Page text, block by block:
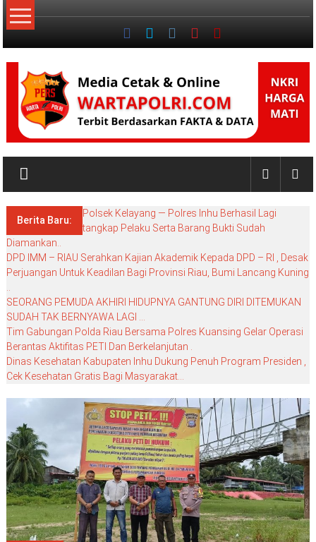
Lompat
ke
NKRI
BlogBerita Baru:
Polsek Kelayang — Polres Inhu Berhasil Lagi
tangkap Pelaku Serta Barang Bukti Sudah
Diamankan..
DPD IMM – RIAU Serahkan Kajian Akademik Kepada DPD – RI , Desak
Perjuangan Untuk Keadilan Bagi Provinsi Riau, Bumi Lancang Kuning
SEORANG PEMUDA AKHIRI HIDUPNYA GANTUNG DIRI DITEMUKAN
SUDAH TAK BERNYAWA LAGI …
Tim Gabungan Polda Riau Bersama Polres Kuansing Gelar Operasi
Berantas Aktifitas PETI Dan Berkelanjutan .
Dinas Kesehatan Kabupaten Inhu Dukung Penuh Program Presiden ,
Cek Kesehatan Gratis Bagi Masyarakat…